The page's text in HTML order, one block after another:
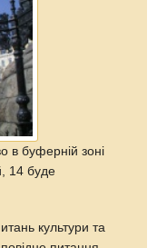
в буферній зоні
14 буде
культури та